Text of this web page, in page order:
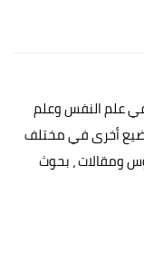
علم النفس وعلم
أخرى في مختلف
ومقالات ، بحوث